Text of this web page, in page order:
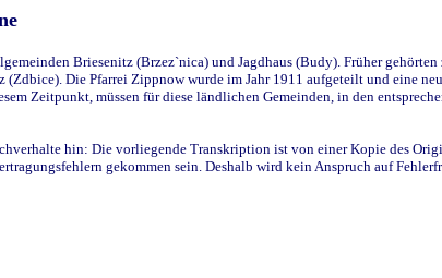
Briesenitz (Brzez`nica) und Jagdhaus (Budy). Früher
Die Pfarrei Zippnow wurde im Jahr 1911 aufgeteilt und eine
Zeitpunkt, müssen für diese ländlichen Gemeinden, in den
hin: Die vorliegende Transkription ist von einer Kopie des
gekommen sein. Deshalb wird kein Anspruch auf